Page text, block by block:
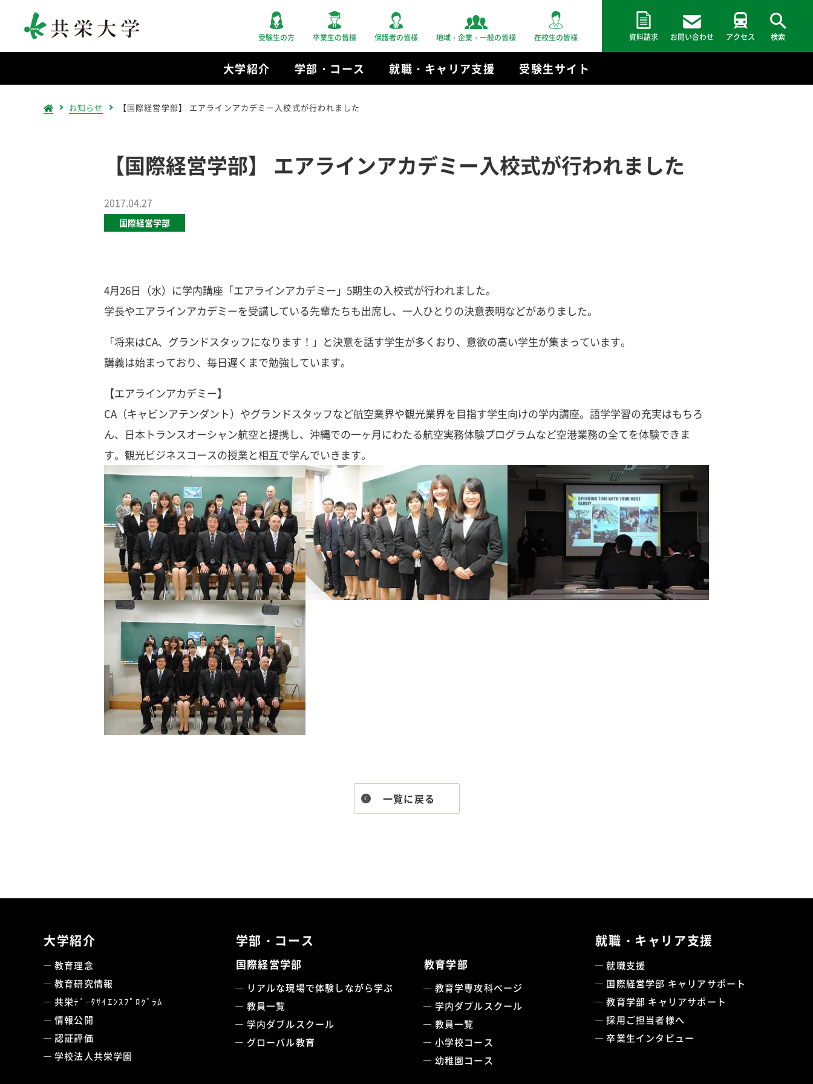
受験生の方 卒業生の皆様 保護者の皆様 地域・企業・一般の皆様 在校生の皆様 資料請求 お問い合わせ アクセス 検索
大学紹介 学部・コース 就職・キャリア支援 受験生サイト
お知らせ 【国際経営学部】 エアラインアカデミー入校式が行われました
【国際経営学部】 エアラインアカデミー入校式が行われました
2017.04.27
国際経営学部
4月26日（水）に学内講座「エアラインアカデミー」5期生の入校式が行われました。
学長やエアラインアカデミーを受講している先輩たちも出席し、一人ひとりの決意表明などがありました。
「将来はCA、グランドスタッフになります！」と決意を話す学生が多くおり、意欲の高い学生が集まっています。
講義は始まっており、毎日遅くまで勉強しています。
【エアラインアカデミー】
CA（キャビンアテンダント）やグランドスタッフなど航空業界や観光業界を目指す学生向けの学内講座。語学学習の充実はもちろ
ん、日本トランスオーシャン航空と提携し、沖縄での一ヶ月にわたる航空実務体験プログラムなど空港業務の全てを体験できま
す。観光ビジネスコースの授業と相互で学んでいきます。
一覧に戻る
大学紹介
教育理念
教育研究情報
共栄ﾃﾞｰﾀｻｲｴﾝｽﾌﾟﾛｸﾞﾗﾑ
情報公開
認証評価
学校法人共栄学園
学部・コース
国際経営学部
リアルな現場で体験しながら学ぶ
教員一覧
学内ダブルスクール
グローバル教育
教育学部
教育学専攻科ページ
学内ダブルスクール
教員一覧
小学校コース
幼稚園コース
就職・キャリア支援
就職支援
国際経営学部 キャリアサポート
教育学部 キャリアサポート
採用ご担当者様へ
卒業生インタビュー